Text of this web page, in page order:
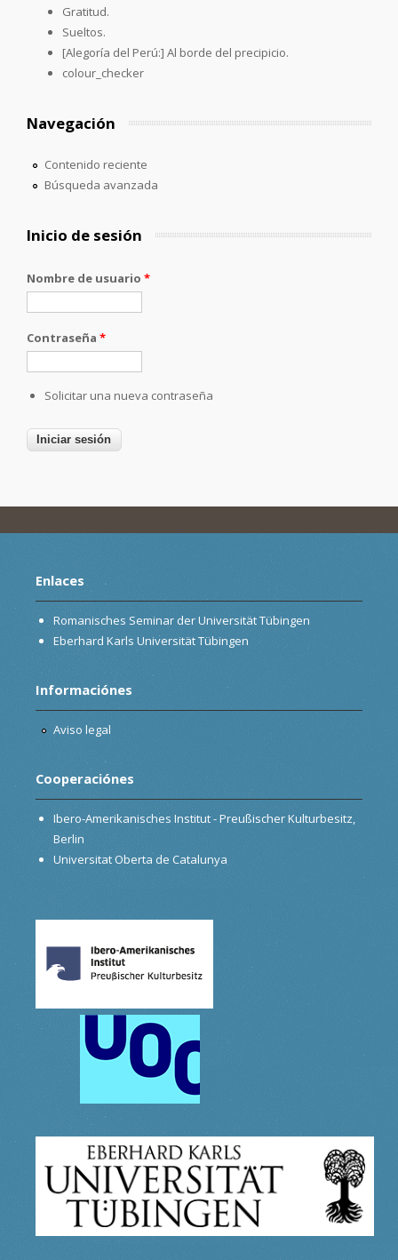
Gratitud.
Sueltos.
[Alegoría del Perú:] Al borde del precipicio.
colour_checker
Navegación
Contenido reciente
Búsqueda avanzada
Inicio de sesión
Nombre de usuario *
Contraseña *
Solicitar una nueva contraseña
Enlaces
Romanisches Seminar der Universität Tübingen
Eberhard Karls Universität Tübingen
Informaciónes
Aviso legal
Cooperaciónes
Ibero-Amerikanisches Institut - Preußischer Kulturbesitz,
Berlin
Universitat Oberta de Catalunya